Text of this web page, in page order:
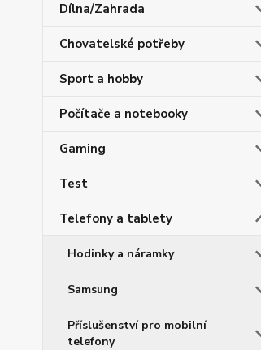
Dílna/Zahrada
Chovatelské potřeby
Sport a hobby
Počítače a notebooky
Gaming
Test
Telefony a tablety
Hodinky a náramky
Samsung
Příslušenství pro mobilní
telefony